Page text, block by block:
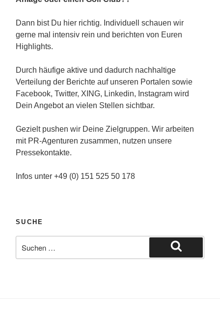
Dann bist Du hier richtig. Individuell schauen wir
gerne mal intensiv rein und berichten von Euren
Highlights.
Durch häufige aktive und dadurch nachhaltige
Verteilung der Berichte auf unseren Portalen sowie
Facebook, Twitter, XING, Linkedin, Instagram wird
Dein Angebot an vielen Stellen sichtbar.
Gezielt pushen wir Deine Zielgruppen. Wir arbeiten
mit PR-Agenturen zusammen, nutzen unsere
Pressekontakte.
Infos unter +49 (0) 151 525 50 178
SUCHE
nach:
Suchen